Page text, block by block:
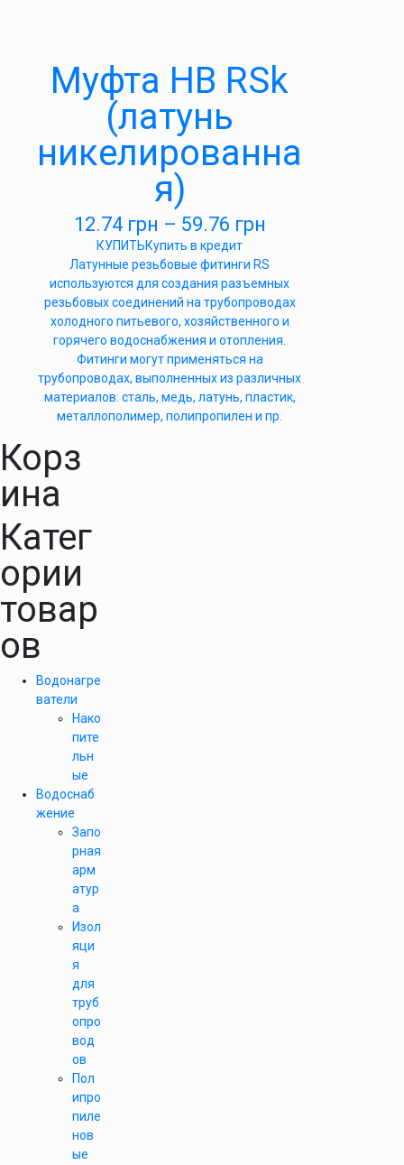
Муфта НВ RSk
(латунь
никелированна
я)
12.74 грн – 59.76 грн
КУПИТЬКупить в кредит
Латунные резьбовые фитинги RS
используются для создания разъемных
резьбовых соединений на трубопроводах
холодного питьевого, хозяйственного и
горячего водоснабжения и отопления.
Фитинги могут применяться на
трубопроводах, выполненных из различных
материалов: сталь, медь, латунь, пластик,
металлополимер, полипропилен и пр.
Корз
ина
Катег
ории
товар
ов
Водонагре
ватели
Нако
пите
льн
ые
Водоснаб
жение
Запо
рная
арм
атур
а
Изол
яци
я
для
труб
опро
вод
ов
Пол
ипро
пиле
нов
ые